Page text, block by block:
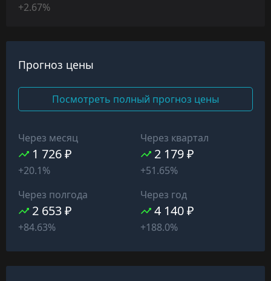
+2.67%
Прогноз цены
Посмотреть полный прогноз цены
Через месяц
1 726 ₽
+20.1%
Через квартал
2 179 ₽
+51.65%
Через полгода
2 653 ₽
+84.63%
Через год
4 140 ₽
+188.0%